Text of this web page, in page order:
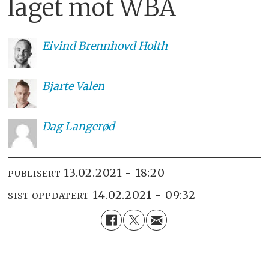
laget mot WBA
EivindBrennhovd Holth
Bjarte Valen
DagLangerød
PUBLISERT 13.02.2021 - 18:20
SIST OPPDATERT 14.02.2021 - 09:32